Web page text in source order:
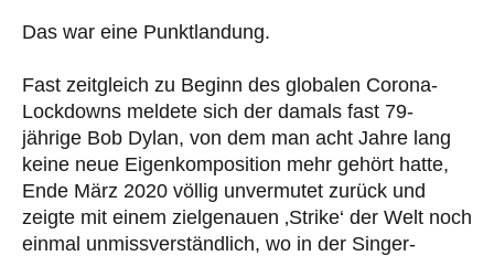
Das war eine Punktlandung.
Fast zeitgleich zu Beginn des globalen Corona-
Lockdowns meldete sich der damals fast 79-
jährige Bob Dylan, von dem man acht Jahre lang
keine neue Eigenkomposition mehr gehört hatte,
Ende März 2020 völlig unvermutet zurück und
zeigte mit einem zielgenauen ‚Strike‘ der Welt noch
einmal unmissverständlich, wo in der Singer-